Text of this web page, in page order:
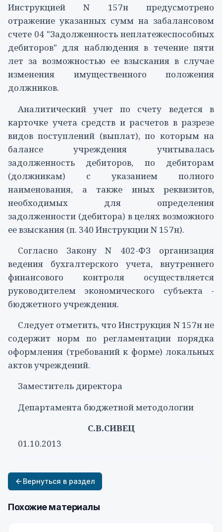
Инструкцией N 157н предусмотрено
отражение указанных сумм на забалансовом
счете 04 "Задолженность неплатежеспособных
дебиторов" для наблюдения в течение пяти
лет за возможностью ее взыскания в случае
изменения имущественного положения
должников.
Аналитический учет по счету ведется в
карточке учета средств и расчетов в разрезе
видов поступлений (выплат), по которым на
балансе учреждения учитывалась
задолженность дебиторов, по дебиторам
(должникам) с указанием полного
наименования, а также иных реквизитов,
необходимых для определения
задолженности (дебитора) в целях возможного
ее взыскания (п. 340 Инструкции N 157н).
Согласно ЗаконуN 402-ФЗ организация
ведения бухгалтерского учета, внутреннего
финансового контроля осуществляется
руководителем экономического субъекта -
бюджетного учреждения.
Следует отметить, чтоИнструкция N 157н не
содержит норм по регламентации порядка
оформления (требований к форме) локальных
актов учреждений.
Заместитель директора
Департамента бюджетной методологии
С.В.СИВЕЦ
01.10.2013
Вернуться в раздел
Похожие материалы